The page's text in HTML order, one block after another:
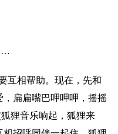
相帮助。现在，先和
扁扁嘴巴呷呷呷，摇摇
狸音乐响起，狐狸来